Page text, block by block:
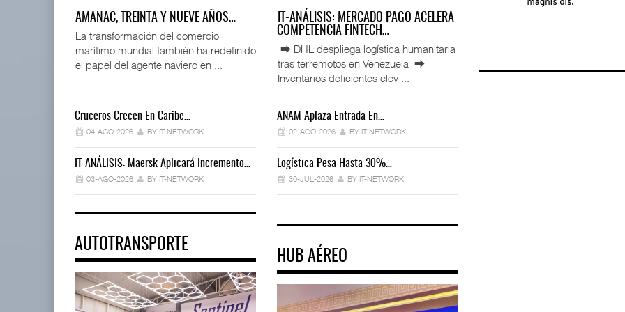
AMANAC, TREINTA Y NUEVE AÑOS…
La transformación del comercio
marítimo mundial también ha redefinido
el papel del agente naviero en ...
Cruceros Crecen En Caribe…
04-AGO-2026 BY IT-NETWORK
IT-ANÁLISIS: Maersk Aplicará Incremento…
03-AGO-2026 BY IT-NETWORK
AUTOTRANSPORTE
IT-ANÁLISIS: MERCADO PAGO ACELERA
COMPETENCIA FINTECH…
⮕ DHL despliega logística humanitaria
tras terremotos en Venezuela ⮕
Inventarios deficientes elev ...
ANAM Aplaza Entrada En…
02-AGO-2026 BY IT-NETWORK
Logística Pesa Hasta 30%…
30-JUL-2026 BY IT-NETWORK
HUB AÉREO